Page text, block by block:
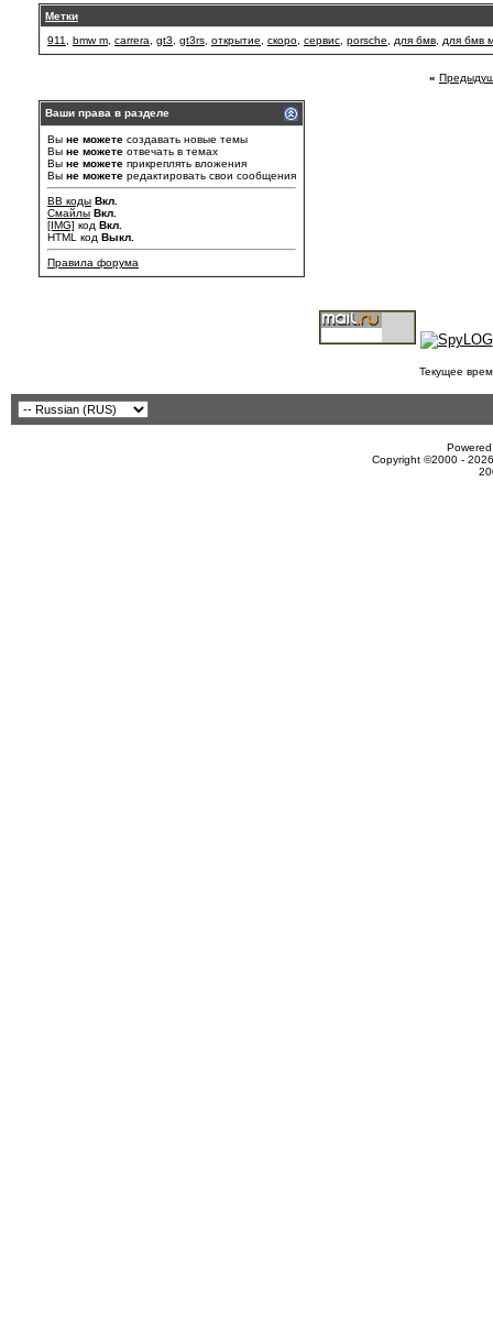
Метки
911
bmw m carrera gt3 gt3rs открытие скоро сервис porsche для бмв для бмв
«
Ваши права в разделе
Вы не можете создавать новые темы
Вы не можете отвечать в темах
Вы не можете прикреплять вложения
Вы не можете редактировать свои сообщения
BB коды Вкл.
Смайлы Вкл.
[IMG] код Вкл.
HTML код Выкл.
Правила форума
Текущее
Copyright ©2000 -